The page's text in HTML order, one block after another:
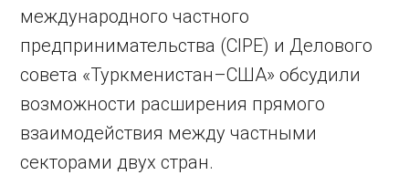
международного частного
предпринимательства (CIPE) и Делового
совета «Туркменистан–США» обсудили
возможности расширения прямого
взаимодействия между частными
секторами двух стран.